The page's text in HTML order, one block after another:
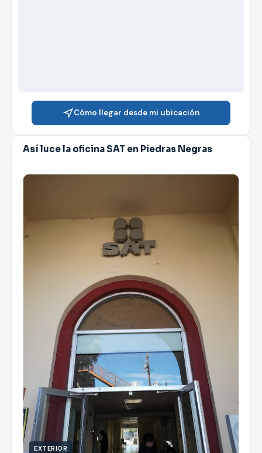
Cómo llegar desde mi ubicación
Así luce la oficina SAT en Piedras Negras
EXTERIOR